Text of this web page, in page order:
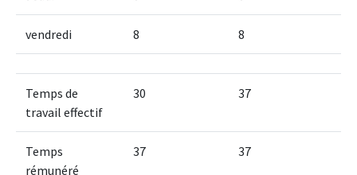
vendredi 8 8
Temps de
travail effectif
30 37
Temps
rémunéré
37 37